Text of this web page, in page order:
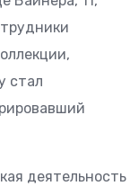
стал
деятельность